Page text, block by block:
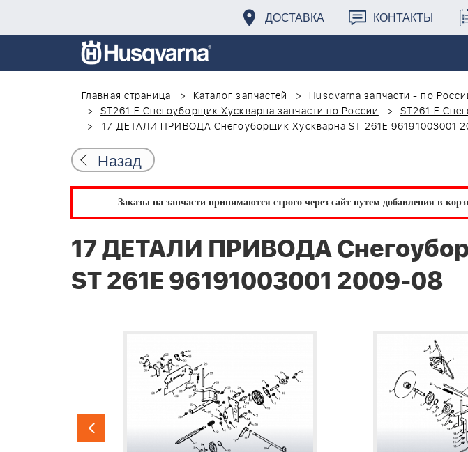
ДОСТАВКА КОНТАКТЫ
Главная страница
Каталог запчастей Husqvarna запчасти - по
ST261 E Снегоуборщик Хускварна запчасти по России
ST261 E
17 ДЕТАЛИ ПРИВОДА Снегоуборщик Хускварна ST 261E 96191003001
Назад
Заказы на запчасти принимаются строго через сайт путем добавления в
17 ДЕТАЛИ ПРИВОДА
ST 261E 96191003001 2009-08